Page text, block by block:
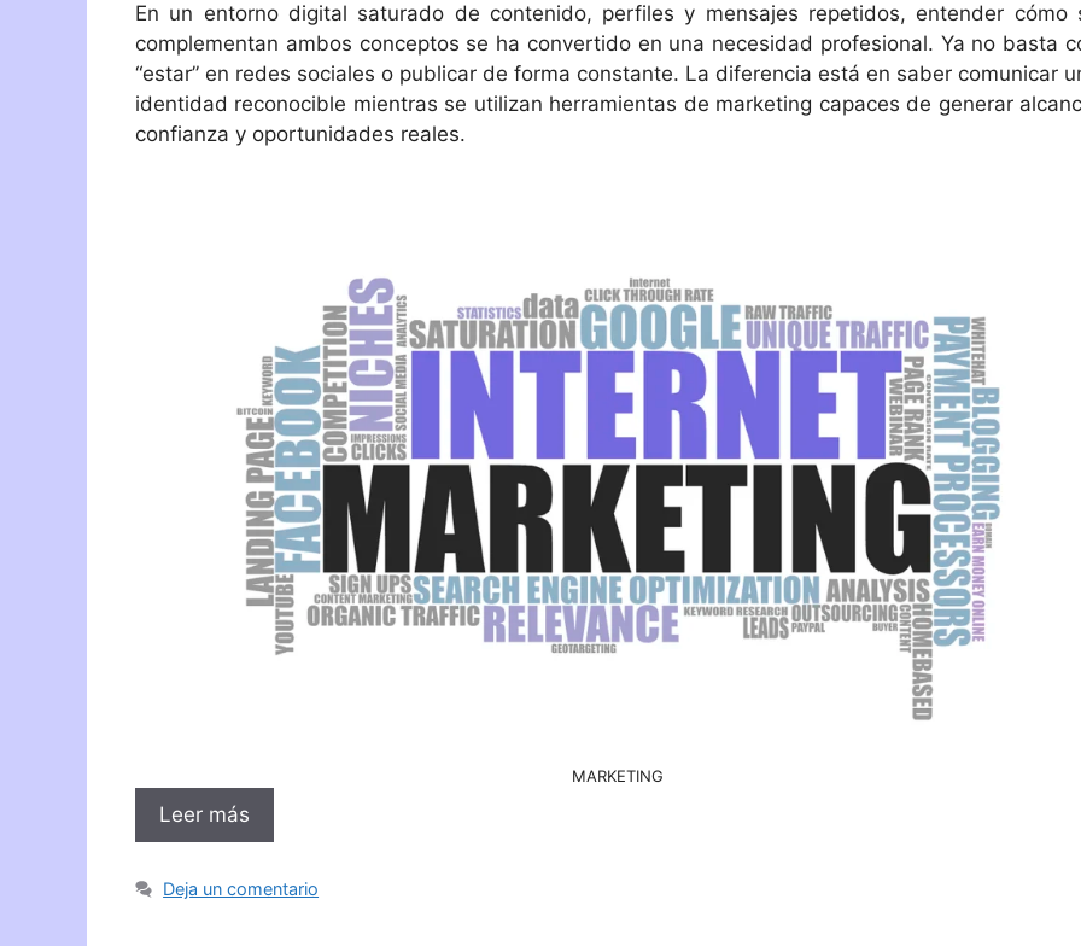
En un entorno digital saturado de contenido, perfiles y mensajes repetidos, entender cómo
complementan ambos conceptos se ha convertido en una necesidad profesional. Ya no basta
“estar” en redes sociales o publicar de forma constante. La diferencia está en saber comunicar
identidad reconocible mientras se utilizan herramientas de marketing capaces de generar
confianza y oportunidades reales.
MARKETING
Leer más
Deja un comentario